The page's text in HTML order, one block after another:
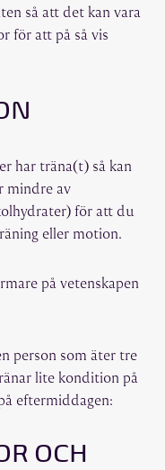
så att det kan vara
för att på så vis
har träna(t) så kan
mindre av
för att du
eller motion.
på vetenskapen
person som äter tre
lite kondition på
eftermiddagen:
OCH